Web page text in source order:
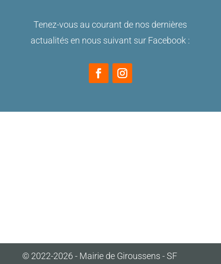
Tenez-vous au courant de nos dernières
actualités en nous suivant sur Facebook :
© 2022-2026 - Mairie de Giroussens - SF